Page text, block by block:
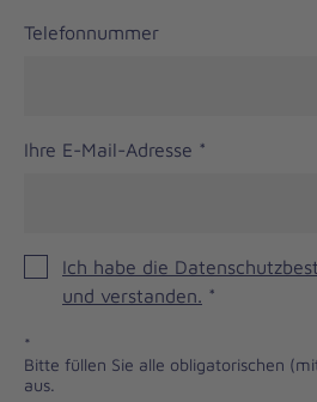
Telefonnummer
Ihre E-Mail-Adresse *
Ich habe die
und verstanden. *
*
Bitte füllen Sie alle obligatorischen
aus.